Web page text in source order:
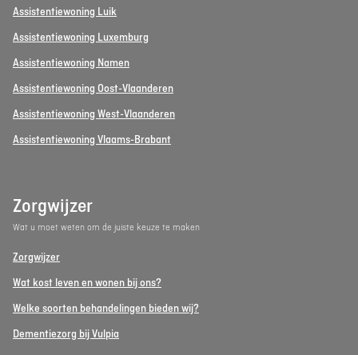
Assistentiewoning Luik
Assistentiewoning Luxemburg
Assistentiewoning Namen
Assistentiewoning Oost-Vlaanderen
Assistentiewoning West-Vlaanderen
Assistentiewoning Vlaams-Brabant
Zorgwijzer
Wat u moet weten om de juiste keuze te maken
Zorgwijzer
Wat kost leven en wonen bij ons?
Welke soorten behandelingen bieden wij?
Dementiezorg bij Vulpia